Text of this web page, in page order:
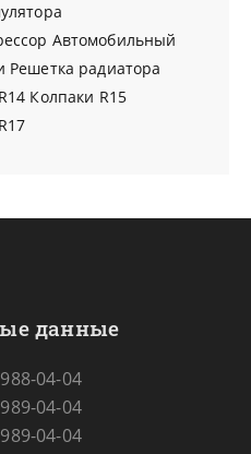
Автомобильный
Решетка радиатора
Колпаки R15
данные
04-04
04-04
04-04